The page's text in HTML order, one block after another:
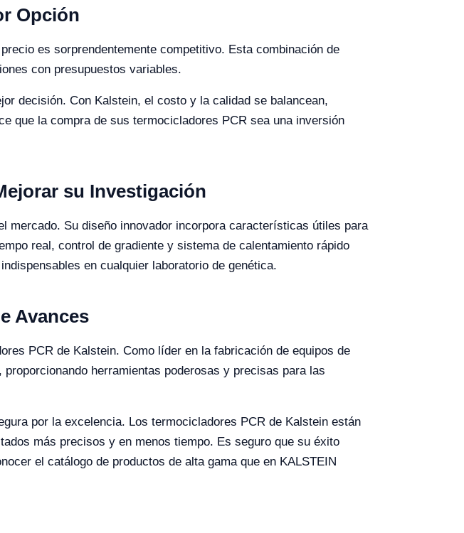
Opción
es sorprendentemente competitivo. Esta combinación de
con presupuestos variables.
decisión. Con Kalstein, el costo y la calidad se balancean,
que la compra de sus termocicladores PCR sea una inversión
su Investigación
mercado. Su diseño innovador incorpora características útiles para
real, control de gradiente y sistema de calentamiento rápido
en cualquier laboratorio de genética.
Avances
PCR de Kalstein. Como líder en la fabricación de equipos de
herramientas poderosas y precisas para las
por la excelencia. Los termocicladores PCR de Kalstein están
más precisos y en menos tiempo. Es seguro que su éxito
el catálogo de productos de alta gama que en KALSTEIN